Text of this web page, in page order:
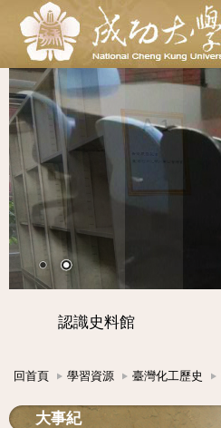
認識史料館
回首頁 學習資源 臺灣化工歷史
大事紀